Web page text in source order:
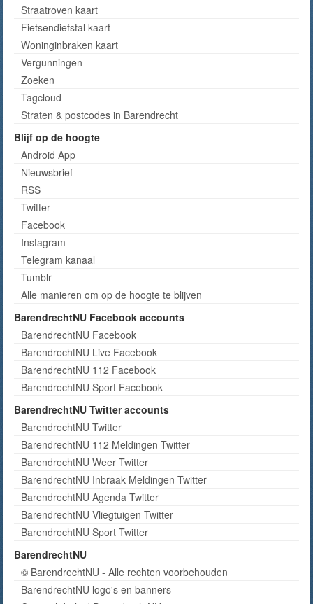
Straatroven kaart
Fietsendiefstal kaart
Woninginbraken kaart
Vergunningen
Zoeken
Tagcloud
Straten & postcodes in Barendrecht
Blijf op de hoogte
Android App
Nieuwsbrief
RSS
Twitter
Facebook
Instagram
Telegram kanaal
Tumblr
Alle manieren om op de hoogte te blijven
BarendrechtNU Facebook accounts
BarendrechtNU Facebook
BarendrechtNU Live Facebook
BarendrechtNU 112 Facebook
BarendrechtNU Sport Facebook
BarendrechtNU Twitter accounts
BarendrechtNU Twitter
BarendrechtNU 112 Meldingen Twitter
BarendrechtNU Weer Twitter
BarendrechtNU Inbraak Meldingen Twitter
BarendrechtNU Agenda Twitter
BarendrechtNU Vliegtuigen Twitter
BarendrechtNU Sport Twitter
BarendrechtNU
© BarendrechtNU - Alle rechten voorbehouden
BarendrechtNU logo's en banners